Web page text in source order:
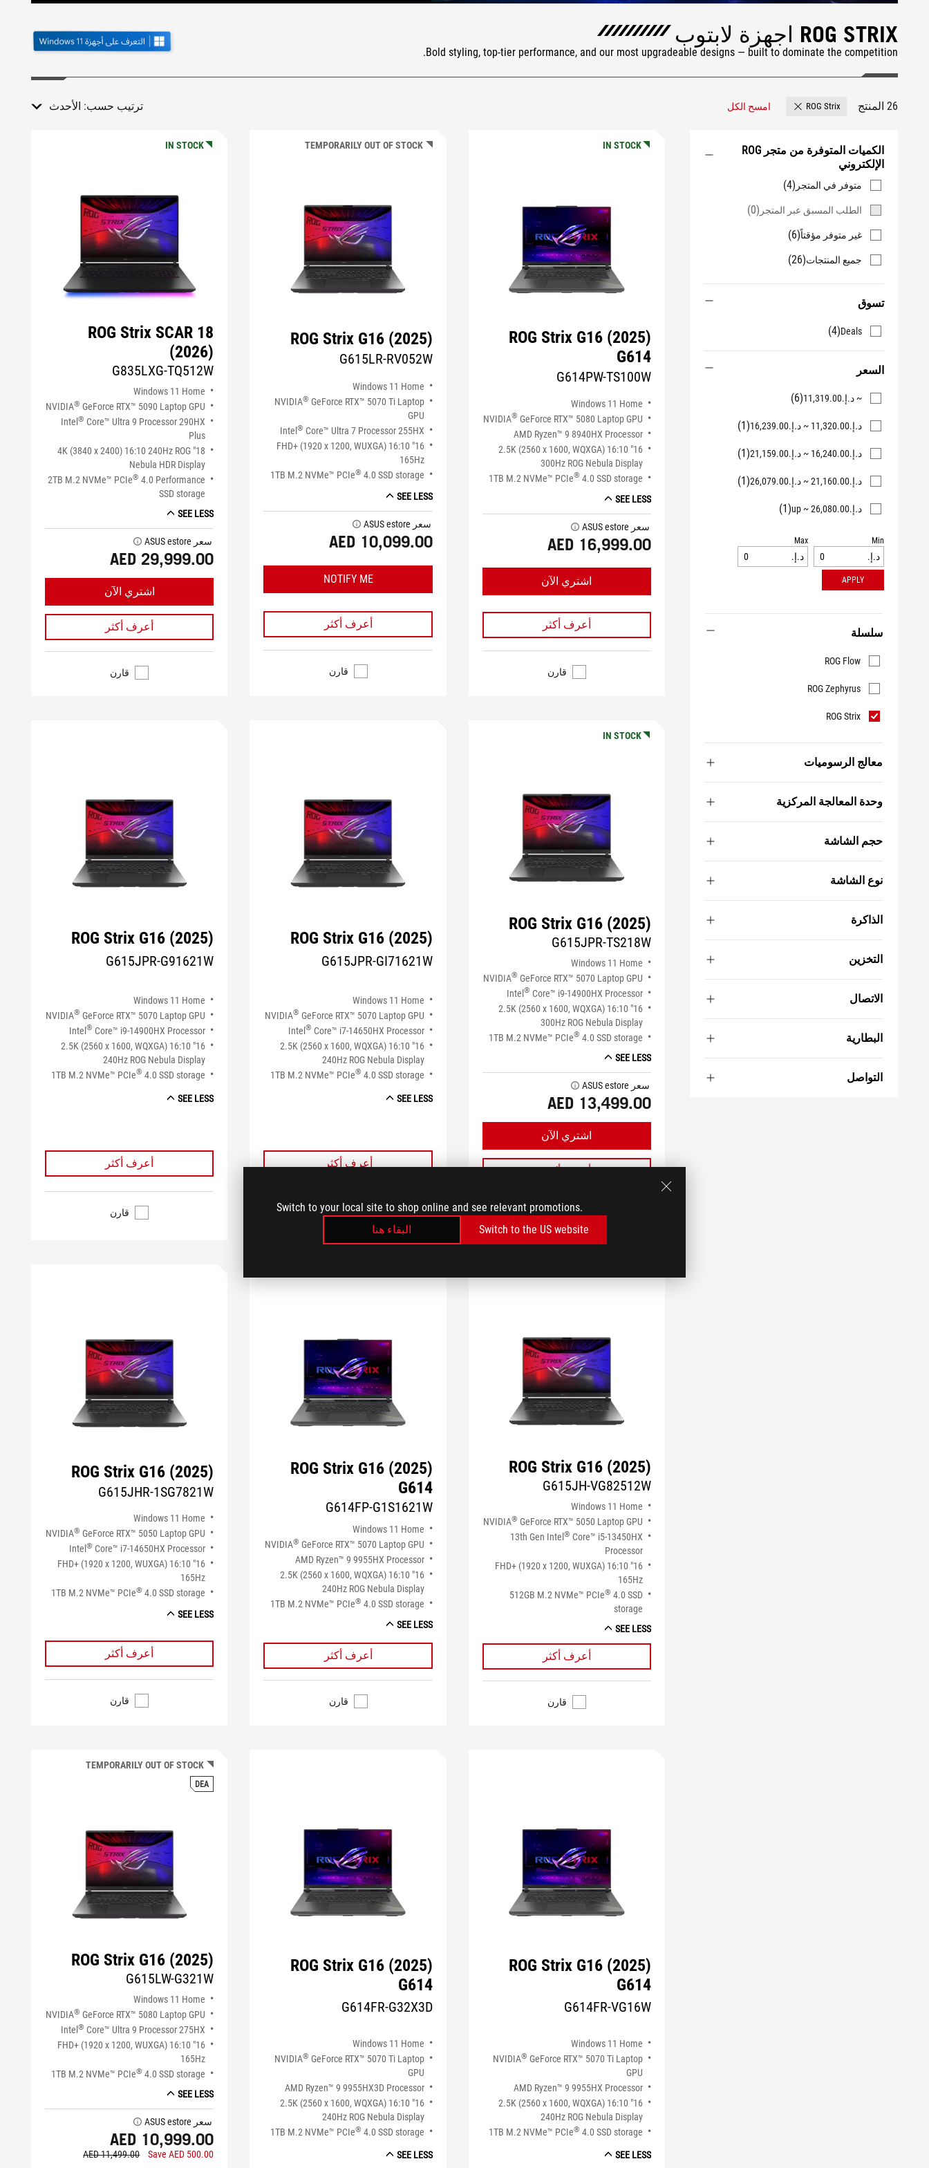
Switch to your local site to shop online and see relevant promotions.
البقاء هنا
Switch to the US website
ROG STRIX اجهزة لابتوب
Bold styling, top-tier performance, and our most upgradeable designs — built to dominate the competition.
26 المنتج ROG Strix
Remove ROG Strix
امسح الكل ترتيب حسب: الأحدث
الكميات المتوفرة من متجر ROG
الإلكتروني
متوفر في المتجر (4)
الطلب المسبق عبر المتجر (0)
غير متوفر مؤقتاً(6)
جميع المنتجات(26)
تسوق
Deals
(4)
السعر
~ د.إ.‏‏11,319.00 (6)
د.إ.‏‏11,320.00 ~ د.إ.‏‏16,239.00 (1)
د.إ.‏‏16,240.00 ~ د.إ.‏‏21,159.00 (1)
د.إ.‏‏21,160.00 ~ د.إ.‏‏26,079.00 (1)
د.إ.‏‏26,080.00 ~ up (1)
Min
د.إ.‏‏
Max
د.إ.‏‏
APPLY
سلسلة
سلسلة
ROG Flow
ROG Zephyrus
ROG Strix
معالج الرسوميات
وحدة المعالجة المركزية
حجم الشاشة
نوع الشاشة
الذاكرة
التخزين
الاتصال
البطارية
التواصل
IN STOCK
ROG Strix G16 (2025)
G614
G614PW-TS100W
Windows 11 Home
NVIDIA® GeForce RTX™ 5080 Laptop GPU
AMD Ryzen™ 9 8940HX Processor
16" 2.5K (2560 x 1600, WQXGA) 16:10
300Hz ROG Nebula Display
1TB M.2 NVMe™ PCIe® 4.0 SSD storage
SEE LESS
سعر ASUS estore tooltip
AED 16,999.00
اشتري الآن
أعرف أكثر
قارن
TEMPORARILY OUT OF STOCK
ROG Strix G16 (2025)
G615LR-RV052W
Windows 11 Home
NVIDIA® GeForce RTX™ 5070 Ti Laptop
GPU
Intel ® Core™ Ultra 7 Processor 255HX
16" FHD+ (1920 x 1200, WUXGA) 16:10
165Hz
1TB M.2 NVMe™ PCIe® 4.0 SSD storage
SEE LESS
سعر ASUS estore tooltip
AED 10,099.00
NOTIFY ME
أعرف أكثر
قارن
IN STOCK
ROG Strix SCAR 18
(2026)
G835LXG-TQ512W
Windows 11 Home
NVIDIA® GeForce RTX™ 5090 Laptop GPU
Intel® Core™ Ultra 9 Processor 290HX
Plus
18" 4K (3840 x 2400) 16:10 240Hz ROG
Nebula HDR Display
2TB M.2 NVMe™ PCIe® 4.0 Performance
SSD storage
SEE LESS
سعر ASUS estore tooltip
AED 29,999.00
اشتري الآن
أعرف أكثر
قارن
IN STOCK
ROG Strix G16 (2025)
G615JPR-TS218W
Windows 11 Home
NVIDIA® GeForce RTX™ 5070 Laptop GPU
Intel® Core™ i9-14900HX Processor
16" 2.5K (2560 x 1600, WQXGA) 16:10
300Hz ROG Nebula Display
1TB M.2 NVMe™ PCIe® 4.0 SSD storage
SEE LESS
سعر ASUS estore tooltip
AED 13,499.00
اشتري الآن
أعرف أكثر
قارن
ROG Strix G16 (2025)
G615JPR-GI71621W
Windows 11 Home
NVIDIA® GeForce RTX™ 5070 Laptop GPU
Intel® Core™ i7-14650HX Processor
16" 2.5K (2560 x 1600, WQXGA) 16:10
240Hz ROG Nebula Display
1TB M.2 NVMe™ PCIe® 4.0 SSD storage
SEE LESS
أعرف أكثر
قارن
ROG Strix G16 (2025)
G615JPR-G91621W
Windows 11 Home
NVIDIA® GeForce RTX™ 5070 Laptop GPU
Intel® Core™ i9-14900HX Processor
16" 2.5K (2560 x 1600, WQXGA) 16:10
240Hz ROG Nebula Display
1TB M.2 NVMe™ PCIe® 4.0 SSD storage
SEE LESS
أعرف أكثر
قارن
ROG Strix G16 (2025)
G615JH-VG82512W
Windows 11 Home
NVIDIA® GeForce RTX™ 5050 Laptop GPU
13th Gen Intel® Core™ i5-13450HX
Processor
16" FHD+ (1920 x 1200, WUXGA) 16:10
165Hz
512GB M.2 NVMe™ PCIe® 4.0 SSD
storage
SEE LESS
أعرف أكثر
قارن
ROG Strix G16 (2025)
G614
G614FP-G1S1621W
Windows 11 Home
NVIDIA® GeForce RTX™ 5070 Laptop GPU
AMD Ryzen™ 9 9955HX Processor
16" 2.5K (2560 x 1600, WQXGA) 16:10
240Hz ROG Nebula Display
1TB M.2 NVMe™ PCIe® 4.0 SSD storage
SEE LESS
أعرف أكثر
قارن
ROG Strix G16 (2025)
G615JHR-1SG7821W
Windows 11 Home
NVIDIA® GeForce RTX™ 5050 Laptop GPU
Intel® Core™ i7-14650HX Processor
16" FHD+ (1920 x 1200, WUXGA) 16:10
165Hz
1TB M.2 NVMe™ PCIe® 4.0 SSD storage
SEE LESS
أعرف أكثر
قارن
ROG Strix G16 (2025)
G614
G614FR-VG16W
Windows 11 Home
NVIDIA® GeForce RTX™ 5070 Ti Laptop
GPU
AMD Ryzen™ 9 9955HX Processor
16" 2.5K (2560 x 1600, WQXGA) 16:10
240Hz ROG Nebula Display
1TB M.2 NVMe™ PCIe® 4.0 SSD storage
SEE LESS
ROG Strix G16 (2025)
G614
G614FR-G32X3D
Windows 11 Home
NVIDIA® GeForce RTX™ 5070 Ti Laptop
GPU
AMD Ryzen™ 9 9955HX3D Processor
16" 2.5K (2560 x 1600, WQXGA) 16:10
240Hz ROG Nebula Display
1TB M.2 NVMe™ PCIe® 4.0 SSD storage
SEE LESS
TEMPORARILY OUT OF STOCK
DEA
ROG Strix G16 (2025)
G615LW-G321W
Windows 11 Home
NVIDIA® GeForce RTX™ 5080 Laptop GPU
Intel® Core™ Ultra 9 Processor 275HX
16" FHD+ (1920 x 1200, WUXGA) 16:10
165Hz
1TB M.2 NVMe™ PCIe® 4.0 SSD storage
SEE LESS
سعر ASUS estore tooltip
AED 10,999.00
Save AED 500.00
AED 11,499.00